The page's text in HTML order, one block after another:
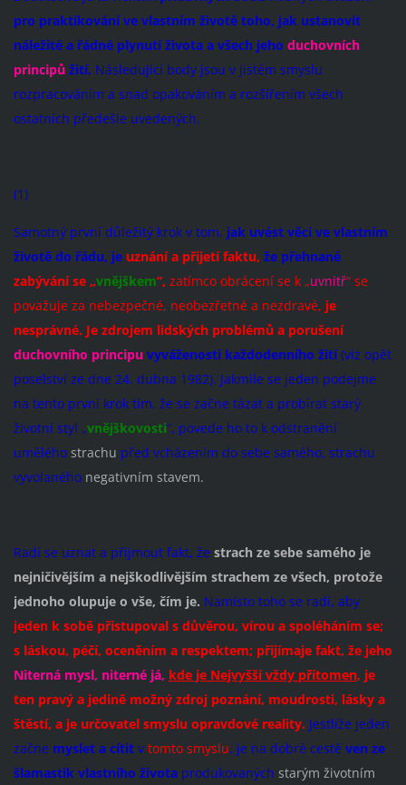
pro praktikování ve vlastním životě toho, jak ustanovit
náležité a řádné plynutí života a všech jeho duchovních
principů žití. Následující body jsou v jistém smyslu
rozpracováním a snad opakováním a rozšířením všech
ostatních předešle uvedených.
(1)
Samotný první důležitý krok v tom, jak uvést věci ve vlastním
životě do řádu, jeuznání a přijetí faktu, že přehnané
zabývání se „vnějškem“, zatímco obrácení se k „uvnitř“ se
považuje za nebezpečné, neobezřetné a nezdravé, je
nesprávné. Je zdrojem lidských problémů a porušení
duchovního principu vyváženosti každodenního žití(viz opět
poselství ze dne 24. dubna 1982). Jakmile se jeden podejme
na tento první krok tím, že se začne tázat a probírat starý
životní styl „vnějškovosti“, povede ho to k odstranění
uměléhostrachu před vcházením do sebe samého, strachu
vyvolaného negativním stavem.
Radí se uznat a přijmout fakt, že strach ze sebe samého je
nejničivějším a nejškodlivějším strachem ze všech, protože
jednoho olupuje o vše, čím je. Namísto toho se radí, aby
jeden k sobě přistupoval s důvěrou, vírou a spoléháním se;
s láskou, péčí, oceněním a respektem; přijímaje fakt, že jeho
Niterná mysl, niterné já, kde je Nejvyšší vždy přítomen, je
ten pravý a jedině možný zdroj poznání, moudrosti, lásky a
štěstí, a je určovatel smyslu opravdové reality. Jestliže jeden
začne myslet a cítit v tomto smyslu, je na dobré cestě ven ze
šlamastik vlastního života produkovaných starým životním